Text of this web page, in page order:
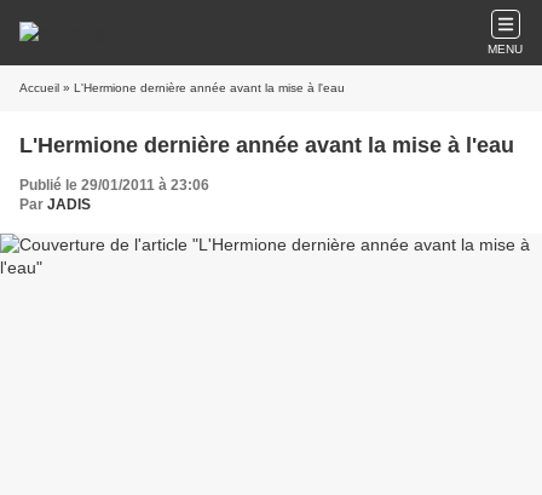
MENU
Accueil » L'Hermione dernière année avant la mise à l'eau
L'Hermione dernière année avant la mise à l'eau
Publié le 29/01/2011 à 23:06
Par JADIS